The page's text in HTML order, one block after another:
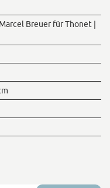
Breuer für Thonet |